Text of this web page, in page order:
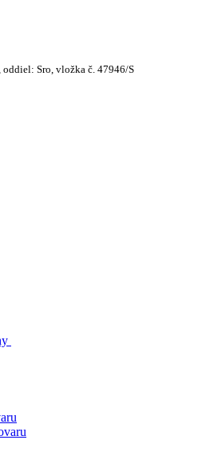
oddiel: Sro, vložka č. 47946/S